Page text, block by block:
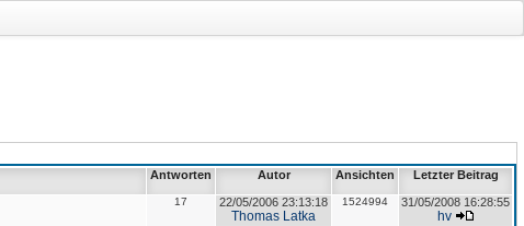
Antworten Autor Ansichten Letzter Beitrag
17 22/05/2006 23:13:18
Thomas Latka
1524994 31/05/2008 16:28:55
hv